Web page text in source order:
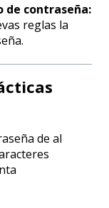
de contraseña:
reglas la
de al